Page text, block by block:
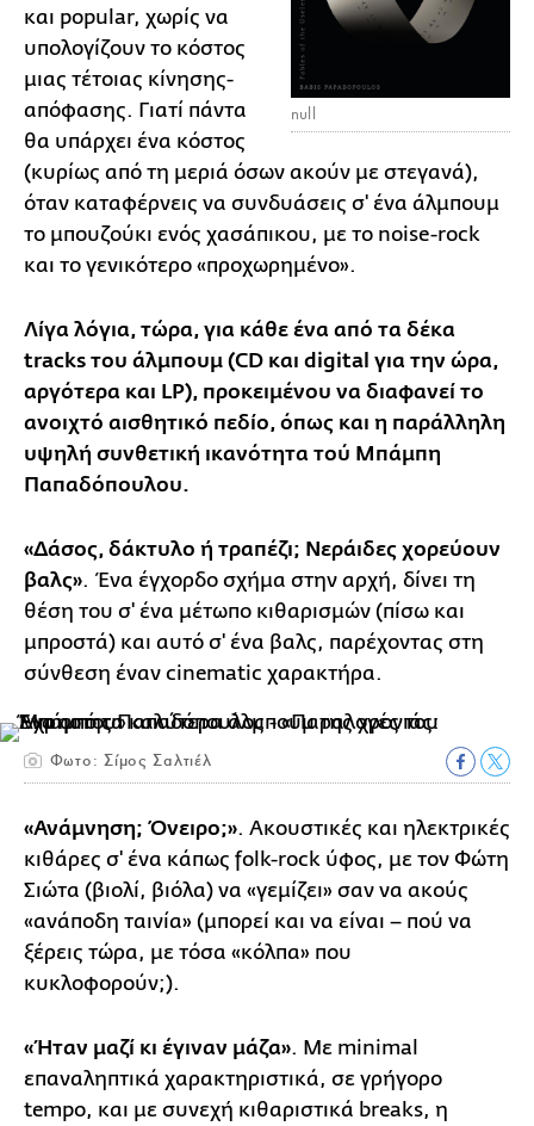
null
και popular, χωρίς να
υπολογίζουν το κόστος
μιας τέτοιας κίνησης-
απόφασης. Γιατί πάντα
θα υπάρχει ένα κόστος
(κυρίως από τη μεριά όσων ακούν με στεγανά),
όταν καταφέρνεις να συνδυάσεις σ' ένα άλμπουμ
το μπουζούκι ενός χασάπικου, με το noise-rock
και το γενικότερο «προχωρημένο».
Λίγα λόγια, τώρα, για κάθε ένα από τα δέκα
tracks του άλμπουμ (CD και digital για την ώρα,
αργότερα και LP), προκειμένου να διαφανεί το
ανοιχτό αισθητικό πεδίο, όπως και η παράλληλη
υψηλή συνθετική ικανότητα τού Μπάμπη
Παπαδόπουλου.
«Δάσος, δάκτυλο ή τραπέζι; Νεράιδες χορεύουν
βαλς». Ένα έγχορδο σχήμα στην αρχή, δίνει τη
θέση του σ' ένα μέτωπο κιθαρισμών (πίσω και
μπροστά) και αυτό σ' ένα βαλς, παρέχοντας στη
σύνθεση έναν cinematic χαρακτήρα.
Φωτο: Σίμος Σαλτιέλ
«Ανάμνηση; Όνειρο;». Ακουστικές και ηλεκτρικές
κιθάρες σ' ένα κάπως folk-rock ύφος, με τον Φώτη
Σιώτα (βιολί, βιόλα) να «γεμίζει» σαν να ακούς
«ανάποδη ταινία» (μπορεί και να είναι – πού να
ξέρεις τώρα, με τόσα «κόλπα» που
κυκλοφορούν;).
«Ήταν μαζί κι έγιναν μάζα». Με minimal
επαναληπτικά χαρακτηριστικά, σε γρήγορο
tempo, και με συνεχή κιθαριστικά breaks, η